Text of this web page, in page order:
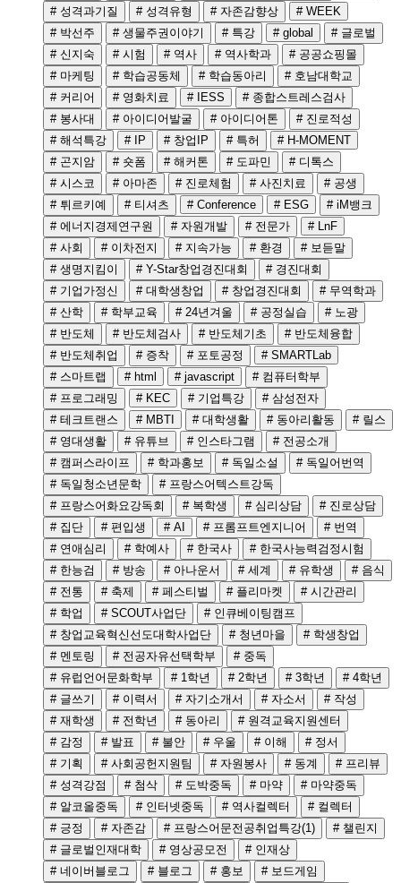
# 성격과기질
# 성격유형 # 자존감향상
# WEEK
# 박선주
# 생물주권이야기 # 특강 # global
# 글로벌
# 신지숙
# 시험 # 역사 # 역사학과
# 공공쇼핑몰
# 마케팅
# 학습공동체 # 학습동아리
# 호남대학교
# 커리어
# 영화치료 # IESS
# 종합스트레스검사
# 봉사대
# 아이디어발굴 # 아이디어톤
# 진로적성
# 해석특강
# IP # 창업IP # 특허
# H-MOMENT
# 곤지암
# 숏폼 # 해커톤 # 도파민
# 디톡스
# 시스코
# 아마존 # 진로체험 # 사진치료
# 공생
# 튀르키예
# 티셔츠 # Conference # ESG
# iM뱅크
# 에너지경제연구원
# 자원개발 # 전문가
# LnF
# 사회
# 이차전지 # 지속가능 # 환경
# 보듣말
# 생명지킴이
# Y-Star창업경진대회
# 경진대회
# 기업가정신
# 대학생창업 # 창업경진대회
# 무역학과
# 산학
# 학부교육 # 24년겨울 # 공정실습
# 노광
# 반도체
# 반도체검사 # 반도체기초
# 반도체융합
# 반도체취업
# 증착 # 포토공정
# SMARTLab
# 스마트랩
# html # javascript
# 컴퓨터학부
# 프로그래밍
# KEC # 기업특강
# 삼성전자
# 테크트랜스
# MBTI # 대학생활 # 동아리활동
# 릴스
# 영대생활
# 유튜브 # 인스타그램
# 전공소개
# 캠퍼스라이프
# 학과홍보 # 독일소설
# 독일어번역
# 독일청소년문학
# 프랑스어텍스트강독
# 프랑스어화요강독회
# 복학생 # 심리상담
# 진로상담
# 집단
# 편입생 # AI # 프롬프트엔지니어
# 번역
# 연애심리
# 학예사 # 한국사
# 한국사능력검정시험
# 한능검
# 방송 # 아나운서 # 세계 # 유학생
# 음식
# 전통
# 축제 # 페스티벌 # 플리마켓
# 시간관리
# 학업
# SCOUT사업단
# 인큐베이팅캠프
# 창업교육혁신선도대학사업단
# 청년마을
# 학생창업
# 멘토링
# 전공자유선택학부
# 중독
# 유럽언어문화학부
# 1학년 # 2학년 # 3학년
# 4학년
# 글쓰기
# 이력서 # 자기소개서 # 자소서
# 작성
# 재학생
# 전학년 # 동아리
# 원격교육지원센터
# 감정
# 발표 # 불안 # 우울 # 이해
# 정서
# 기획
# 사회공헌지원팀 # 자원봉사 # 동계
# 프리뷰
# 성격강점
# 첨삭 # 도박중독 # 마약
# 마약중독
# 알코올중독
# 인터넷중독 # 역사컬렉터
# 컬렉터
# 긍정
# 자존감 # 프랑스어문전공취업특강(1)
# 챌린지
# 글로벌인재대학
# 영상공모전
# 인재상
# 네이버블로그
# 블로그 # 홍보
# 보드게임